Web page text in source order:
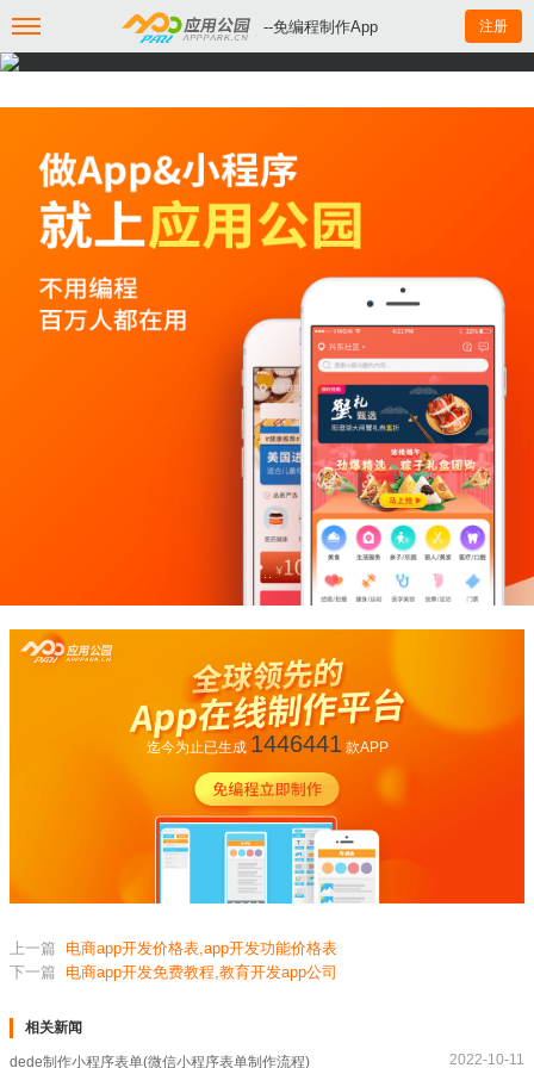
--免编程制作App 注册
迄今为止已生成 1446441款APP
上一篇
电商app开发价格表,app开发功能价格表
下一篇
电商app开发免费教程,教育开发app公司
相关新闻
dede制作小程序表单(微信小程序表单制作流程) 2022-10-11